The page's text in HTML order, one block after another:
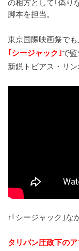
の相方として｢偽り
脚本を担当。
東京国際映画祭で
｢シージャック｣で
新鋭トビアス・リン
↑｢シージャック｣な
タリバン圧政下の